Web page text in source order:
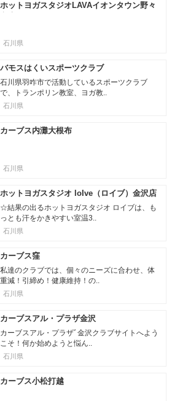
ホットヨガスタジオLAVAイオンタウン野々
石川県
バモスはくいスポーツクラブ
石川県羽咋市で活動しているスポーツクラブ
で、トランポリン教室、ヨガ教..
石川県
カーブス内灘大根布
石川県
ホットヨガスタジオ loIve（ロイブ）金沢店
☆結果の出るホットヨガスタジオ ロイブは、も
っとも汗をかきやすい室温3..
石川県
カーブス窪
私達のクラブでは、個々のニーズに合わせ、体
重減！引締め！健康維持！の..
石川県
カーブスアル・プラザ金沢
カーブスアル・プラザﾞ金沢クラブサイトへよう
こそ！何か始めようと悩ん..
石川県
カーブス小松打越